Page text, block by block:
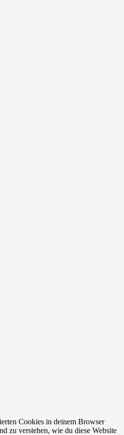
Cookies in deinem Browser
zu verstehen, wie du diese Website